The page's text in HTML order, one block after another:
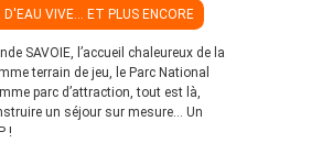
D'EAU VIVE... ET PLUS ENCORE
SAVOIE, l’accueil chaleureux de la
terrain de jeu, le Parc National
parc d’attraction, tout est là,
un séjour sur mesure… Un
!